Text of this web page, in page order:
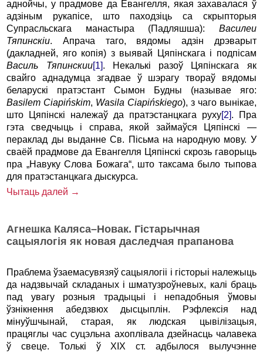
аднойчы, у прадмове да Евангелля, якая захавалася ў
адзіным рукапісе, што паходзіць са скрыпторыя
Супрасльскага манастыра (Падляшша): Василеи
Тяпинскіи. Апрача таго, вядомы адзін дрэварыт
(дакладней, яго копія) з выявай Цяпінскага і подпісам
Василь
Тяпинскии[1]. Некалькі разоў Цяпін­скага як
свайго аднадумца згадвае ў шэрагу твораў вядомы
беларускі пратэстант Сымон Будны (называе яго:
Basilem Ciapińskim, Wasila Ciapińskiego), з чаго вынікае,
што Цяпінскі належаў да пратэстанцкага руху[2]. Пра
гэта сведчыць і справа, якой займаўся Цяпінскі —
пераклад ды выданне Св. Пісьма на народную мову. У
сваёй прадмове да Евангелля Цяпінскі скрозь гаворыць
пра „Навуку Слова Божага“, што таксама было тыпова
для пратэстанцкага дыскурса.
Чытаць далей →
Агнешка Каляса–Новак. Гістарычная
сацыялогія як новая даследчая прапанова
Праблема ўзаемасувязяў сацыялогіі і гісторыі належыць
да надзвычай складаных і шматузроўневых, калі браць
пад увагу розныя традыцыі і непадобныя ўмовы
ўзнікнення абедзвюх дысцыплін. Рэфлексія над
мінуўшчынай, старая, як людская цыві­лізацыя,
працяглы час суцэльна ахоплівала дзейнасць чалавека
ў свеце. Толькі ў ХIХ ст. адбылося вылучэнне